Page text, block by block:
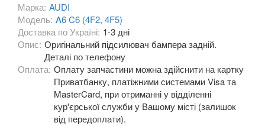
A5 II (F5)
A5 II Sportback (F5A)
A6 C5 (4B)
A6 Allroad Quattro C5 (4BH)
A6 C6 (4F2, 4F5)
Марка: AUDI
Модель: A6 C6 (4F2, 4F5)
Доставка по Україні: 1-3 дні
Опис: Оригінальний підсилювач бампера задній.
Деталі по телефону
Оплата: Оплату запчастини можна здійснити на картку
Приватбанку, платіжними системами Visa та
MasterCard, при отриманні у відділенні
кур'єрської служби у Вашому місті (залишок
від передоплати).